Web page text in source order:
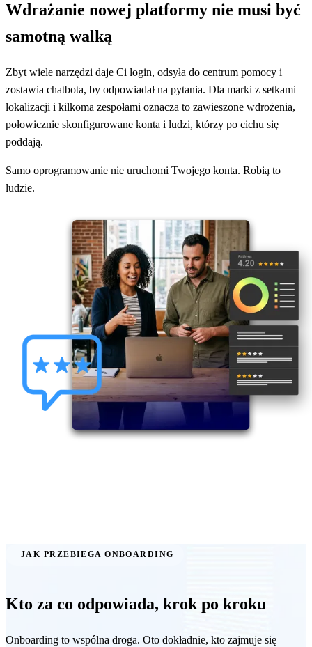
Wdrażanie nowej platformy nie musi być
samotną walką
Zbyt wiele narzędzi daje Ci login, odsyła do centrum pomocy i
zostawia chatbota, by odpowiadał na pytania. Dla marki z setkami
lokalizacji i kilkoma zespołami oznacza to zawieszone wdrożenia,
połowicznie skonfigurowane konta i ludzi, którzy po cichu się
poddają.
Samo oprogramowanie nie uruchomi Twojego konta. Robią to
ludzie.
JAK PRZEBIEGA ONBOARDING
Kto za co odpowiada, krok po kroku
Onboarding to wspólna droga. Oto dokładnie, kto zajmuje się